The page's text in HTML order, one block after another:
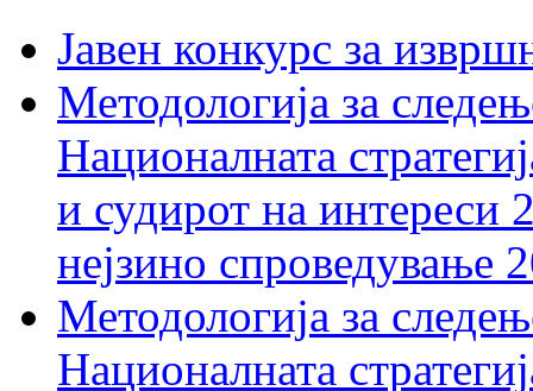
Јавен конкурс за
Методологија за
Националната
и судирот на интереси
нејзино спроведување
Методологија за
Националната